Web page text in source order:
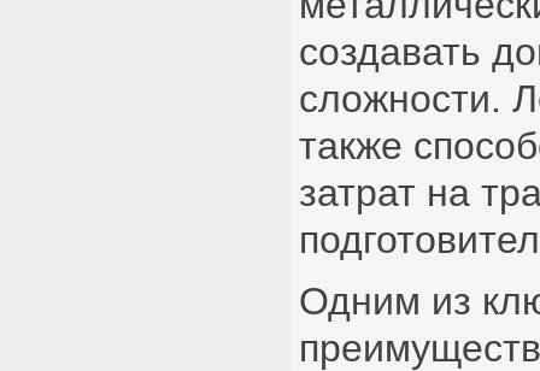
создавать
сложности.
также
затрат на
Одним из